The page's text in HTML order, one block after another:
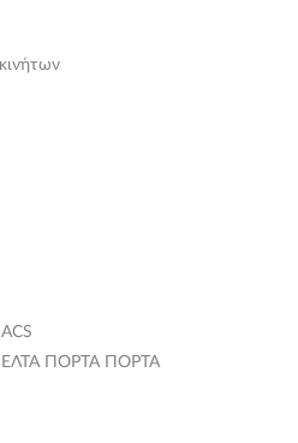
ΕΛΤΑ ΠΟΡΤΑ ΠΟΡΤΑ